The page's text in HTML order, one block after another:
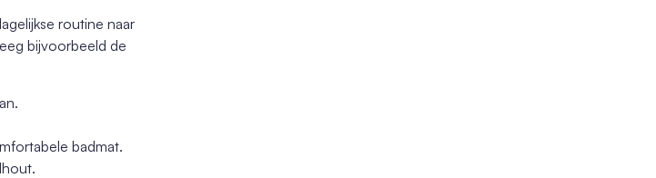
routine naar
bijvoorbeeld de
badmat.